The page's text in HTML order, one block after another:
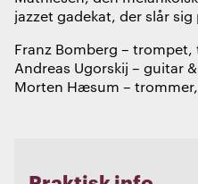
jazzet gadekat, der slår
Franz Bomberg – trompet,
Andreas Ugorskij – guitar
Morten Hæsum –